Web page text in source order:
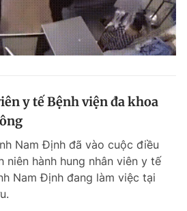
y tế Bệnh viện đa khoa
Nam Định đã vào cuộc điều
niên hành hung nhân viên y tế
Nam Định đang làm việc tại